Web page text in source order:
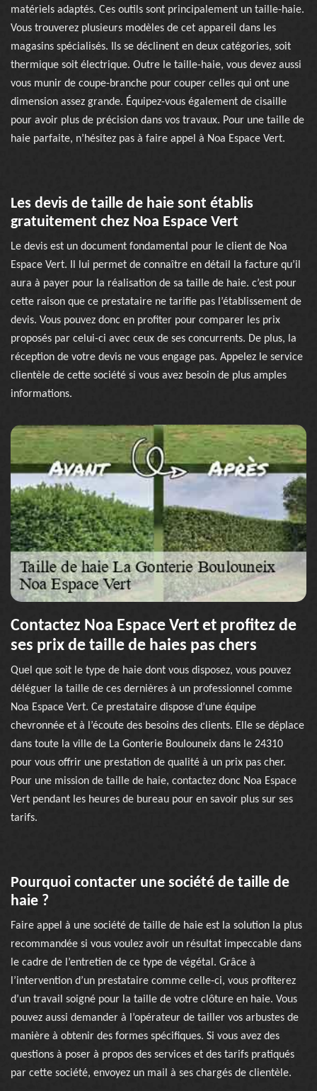
matériels adaptés. Ces outils sont principalement un taille-haie.
Vous trouverez plusieurs modèles de cet appareil dans les
magasins spécialisés. Ils se déclinent en deux catégories, soit
thermique soit électrique. Outre le taille-haie, vous devez aussi
vous munir de coupe-branche pour couper celles qui ont une
dimension assez grande. Équipez-vous également de cisaille
pour avoir plus de précision dans vos travaux. Pour une taille de
haie parfaite, n’hésitez pas à faire appel à Noa Espace Vert.
Les devis de taille de haie sont établis
gratuitement chez Noa Espace Vert
Le devis est un document fondamental pour le client de Noa
Espace Vert. Il lui permet de connaître en détail la facture qu’il
aura à payer pour la réalisation de sa taille de haie. c’est pour
cette raison que ce prestataire ne tarifie pas l’établissement de
devis. Vous pouvez donc en profiter pour comparer les prix
proposés par celui-ci avec ceux de ses concurrents. De plus, la
réception de votre devis ne vous engage pas. Appelez le service
clientèle de cette société si vous avez besoin de plus amples
informations.
Contactez Noa Espace Vert et profitez de
ses prix de taille de haies pas chers
Quel que soit le type de haie dont vous disposez, vous pouvez
déléguer la taille de ces dernières à un professionnel comme
Noa Espace Vert. Ce prestataire dispose d’une équipe
chevronnée et à l’écoute des besoins des clients. Elle se déplace
dans toute la ville de La Gonterie Boulouneix dans le 24310
pour vous offrir une prestation de qualité à un prix pas cher.
Pour une mission de taille de haie, contactez donc Noa Espace
Vert pendant les heures de bureau pour en savoir plus sur ses
tarifs.
Pourquoi contacter une société de taille de
haie ?
Faire appel à une société de taille de haie est la solution la plus
recommandée si vous voulez avoir un résultat impeccable dans
le cadre de l’entretien de ce type de végétal. Grâce à
l’intervention d’un prestataire comme celle-ci, vous profiterez
d’un travail soigné pour la taille de votre clôture en haie. Vous
pouvez aussi demander à l’opérateur de tailler vos arbustes de
manière à obtenir des formes spécifiques. Si vous avez des
questions à poser à propos des services et des tarifs pratiqués
par cette société, envoyez un mail à ses chargés de clientèle.